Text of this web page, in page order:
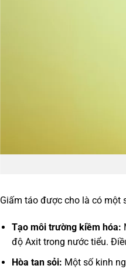
Giấm táo được cho là có một
Tạo môi trường kiềm hóa:
độ Axit trong nước tiểu.
Hòa tan sỏi: Một số kinh